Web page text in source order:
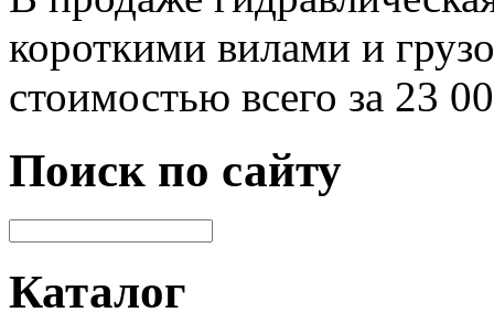
короткими вилами и
стоимостью всего за 23
Поиск по сайту
Каталог